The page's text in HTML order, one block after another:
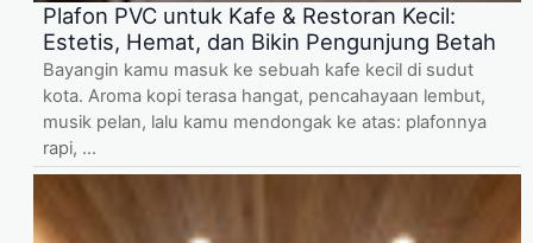
Plafon PVC untuk Kafe & Restoran Kecil:
Estetis, Hemat, dan Bikin Pengunjung Betah
Bayangin kamu masuk ke sebuah kafe kecil di sudut
kota. Aroma kopi terasa hangat, pencahayaan lembut,
musik pelan, lalu kamu mendongak ke atas: plafonnya
rapi, ...